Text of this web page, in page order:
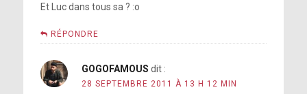
Et Luc dans tous sa ? :o
RÉPONDRE
GOGOFAMOUS dit :
28 SEPTEMBRE 2011 À 13 H 12 MIN